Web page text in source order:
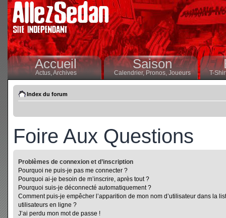
Accueil
Actus,Archives
Saison
Calendrier,Pronos, Joueurs T-
Index du forum
Foire Aux Questions
Problèmes de connexion et d’inscription
Pourquoi ne puis-je pas me connecter ?
Pourquoi ai-je besoin de m’inscrire, après tout ?
Pourquoi suis-je déconnecté automatiquement ?
Comment puis-je empêcher l’apparition de mon nom d’utilisateur dans la
utilisateurs en ligne ?
J’ai perdu mon mot de passe !